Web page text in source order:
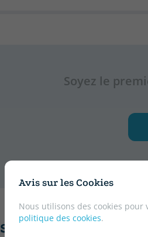
Avis sur les Cookies
Nous utilisons des cookies
politique des cookies.
Soyez le
d'édition